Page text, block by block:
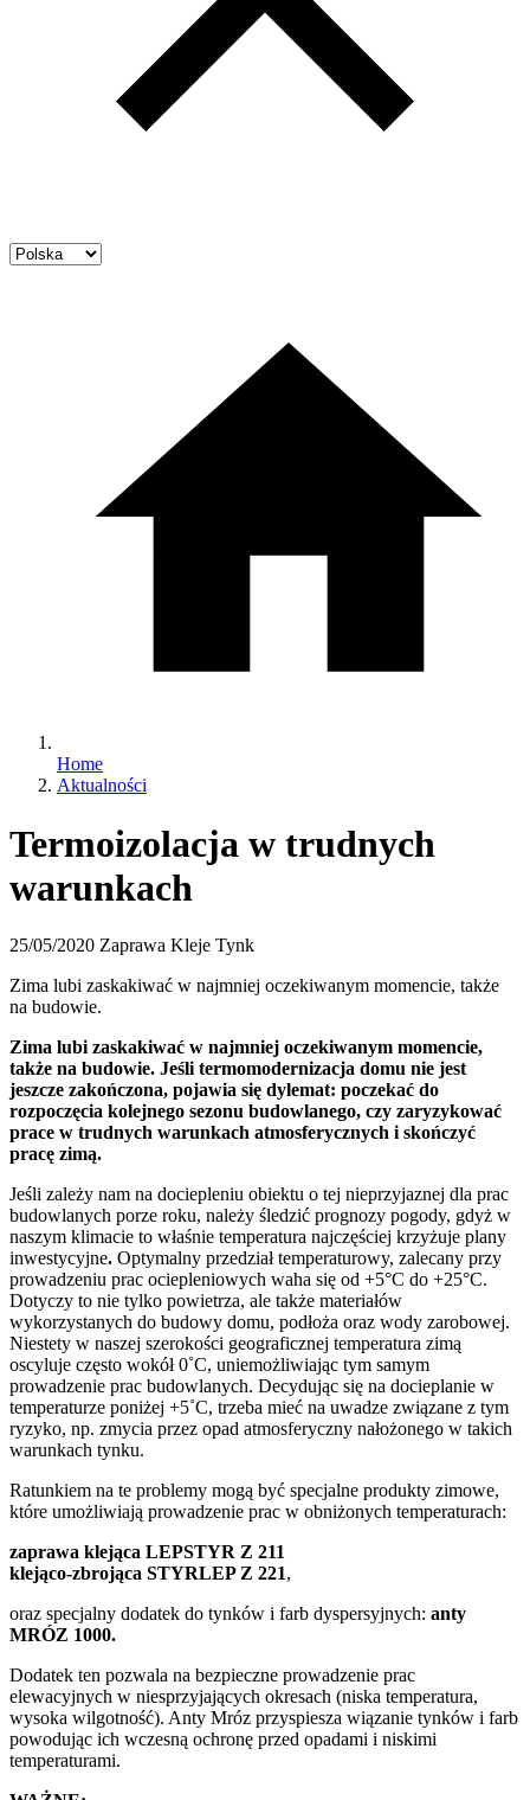
Home
Aktualności
Termoizolacja w trudnych
warunkach
25/05/2020 Zaprawa Kleje Tynk
Zima lubi zaskakiwać w najmniej oczekiwanym momencie, także
na budowie.
Zima lubi zaskakiwać w najmniej oczekiwanym momencie,
także na budowie. Jeśli termomodernizacja domu nie jest
jeszcze zakończona, pojawia się dylemat: poczekać do
rozpoczęcia kolejnego sezonu budowlanego, czy zaryzykować
prace w trudnych warunkach atmosferycznych i skończyć
pracę zimą.
Jeśli zależy nam na dociepleniu obiektu o tej nieprzyjaznej dla prac
budowlanych porze roku, należy śledzić prognozy pogody, gdyż w
naszym klimacie to właśnie temperatura najczęściej krzyżuje plany
inwestycyjne. Optymalny przedział temperaturowy, zalecany przy
prowadzeniu prac ociepleniowych waha się od +5°C do +25°C.
Dotyczy to nie tylko powietrza, ale także materiałów
wykorzystanych do budowy domu, podłoża oraz wody zarobowej.
Niestety w naszej szerokości geograficznej temperatura zimą
oscyluje często wokół 0˚C, uniemożliwiając tym samym
prowadzenie prac budowlanych. Decydując się na docieplanie w
temperaturze poniżej +5˚C, trzeba mieć na uwadze związane z tym
ryzyko, np. zmycia przez opad atmosferyczny nałożonego w takich
warunkach tynku.
Ratunkiem na te problemy mogą być specjalne produkty zimowe,
które umożliwiają prowadzenie prac w obniżonych temperaturach:
zaprawa klejąca LEPSTYR Z 211
klejąco-zbrojąca STYRLEP Z 221,
oraz specjalny dodatek do tynków i farb dyspersyjnych: anty
MRÓZ 1000.
Dodatek ten pozwala na bezpieczne prowadzenie prac
elewacyjnych w niesprzyjających okresach (niska temperatura,
wysoka wilgotność). Anty Mróz przyspiesza wiązanie tynków i farb
powodując ich wczesną ochronę przed opadami i niskimi
temperaturami.